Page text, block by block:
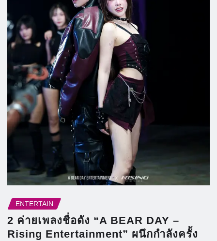
ENTERTAIN
2 ค่ายเพลงชื่อดัง “A BEAR DAY –
Rising Entertainment” ผนึกกำลังครั้ง